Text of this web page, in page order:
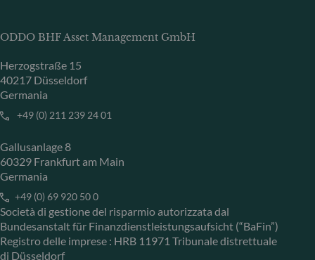
ODDO BHF Asset Management GmbH
Herzogstraße 15
40217 Düsseldorf
Germania
+49 (0) 211 239 24 01
Gallusanlage 8
60329 Frankfurt am Main
Germania
+49 (0) 69 920 50 0
Società di gestione del risparmio autorizzata dal
Bundesanstalt für Finanzdienstleistungsaufsicht (“BaFin”)
Registro delle imprese : HRB 11971 Tribunale distrettuale
di Düsseldorf